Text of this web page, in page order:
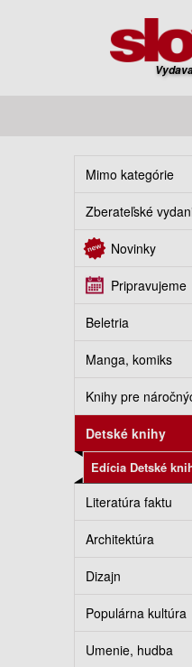
Mimo kategórie
Zberateľské
Novinky
Pripravujeme
Beletria
Manga, komiks
Knihy pre
Detské knihy
Edícia Detské
Literatúra faktu
Architektúra
Dizajn
Populárna kultúra
Umenie, hudba